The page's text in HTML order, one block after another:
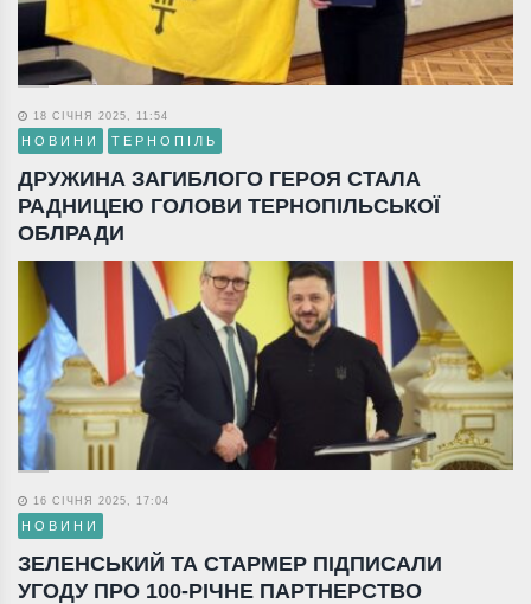
18 СІЧНЯ 2025, 11:54
НОВИНИ ТЕРНОПІЛЬ
ДРУЖИНА ЗАГИБЛОГО ГЕРОЯ СТАЛА
РАДНИЦЕЮ ГОЛОВИ ТЕРНОПІЛЬСЬКОЇ
ОБЛРАДИ
16 СІЧНЯ 2025, 17:04
НОВИНИ
ЗЕЛЕНСЬКИЙ ТА СТАРМЕР ПІДПИСАЛИ
УГОДУ ПРО 100-РІЧНЕ ПАРТНЕРСТВО